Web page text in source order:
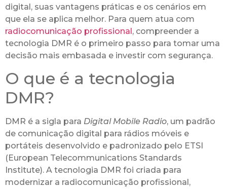
digital, suas vantagens práticas e os cenários em
que ela se aplica melhor. Para quem atua com
radiocomunicação profissional, compreender a
tecnologia DMR é o primeiro passo para tomar uma
decisão mais embasada e investir com segurança.
O que é a tecnologia
DMR?
DMR é a sigla para Digital Mobile Radio, um padrão
de comunicação digital para rádios móveis e
portáteis desenvolvido e padronizado pelo ETSI
(European Telecommunications Standards
Institute). A tecnologia DMR foi criada para
modernizar a radiocomunicação profissional,